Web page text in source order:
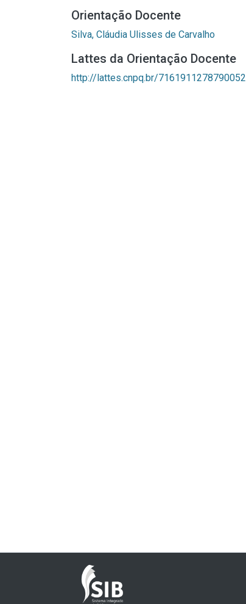
Orientação Docente
Silva, Cláudia Ulisses de Carvalho
Lattes da Orientação Docente
http://lattes.cnpq.br/7161911278790052